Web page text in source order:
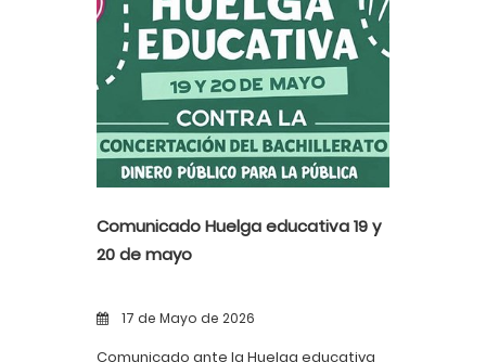
Comunicado Huelga educativa 19 y
20 de mayo
17 de Mayo de 2026
Comunicado ante la Huelga educativa